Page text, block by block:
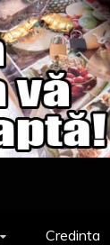
Credinta